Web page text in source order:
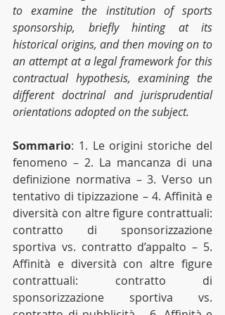
to examine the institution of sports
sponsorship, briefly hinting at its
historical origins, and then moving on to
an attempt at a legal framework for this
contractual hypothesis, examining the
different doctrinal and jurisprudential
orientations adopted on the subject.
Sommario: 1. Le origini storiche del
fenomeno – 2. La mancanza di una
definizione normativa – 3. Verso un
tentativo di tipizzazione – 4. Affinità e
diversità con altre figure contrattuali:
contratto di sponsorizzazione
sportiva vs. contratto d’appalto – 5.
Affinità e diversità con altre figure
contrattuali: contratto di
sponsorizzazione sportiva vs.